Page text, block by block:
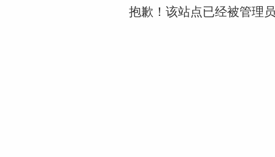
抱歉！该站点已经被管理